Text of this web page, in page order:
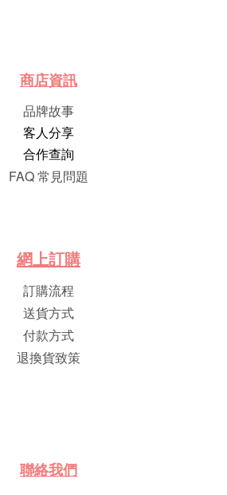
商店資訊
品牌故事
客人分享
合作查詢
FAQ 常見問題
網上訂購
訂購流程
送貨方式
付款方式
退換貨致策
聯絡我們